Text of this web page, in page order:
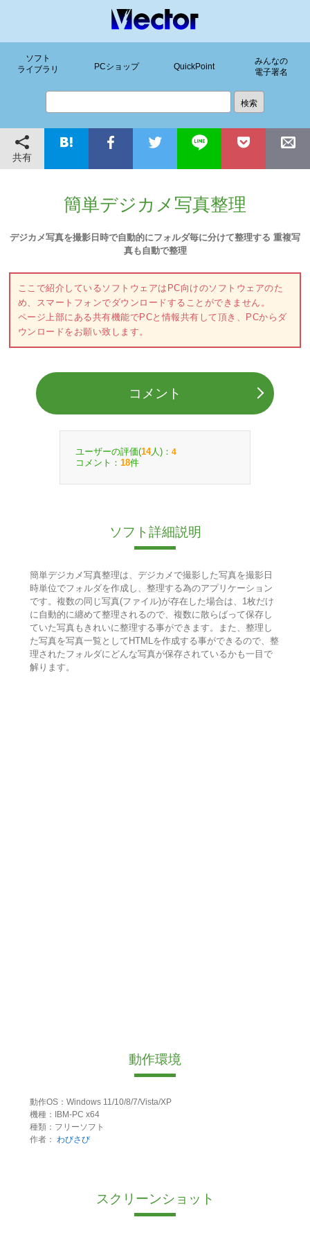
ソフト
ライブラリ
PCショップ QuickPoint
みんなの
電子署名
共有
簡単デジカメ写真整理
デジカメ写真を撮影日時で自動的にフォルダ毎に分けて整理する 重複写
真も自動で整理
ここで紹介しているソフトウェアはPC向けのソフトウェアのた
め、スマートフォンでダウンロードすることができません。
ページ上部にある共有機能でPCと情報共有して頂き、PCからダ
ウンロードをお願い致します。
コメント
ユーザーの評価(14人)： 4
コメント： 18件
ソフト詳細説明
簡単デジカメ写真整理は、デジカメで撮影した写真を撮影日
時単位でフォルダを作成し、整理する為のアプリケーション
です。複数の同じ写真(ファイル)が存在した場合は、1枚だけ
に自動的に纏めて整理されるので、複数に散らばって保存し
ていた写真もきれいに整理する事ができます。また、整理し
た写真を写真一覧としてHTMLを作成する事ができるので、整
理されたフォルダにどんな写真が保存されているかも一目で
解ります。
動作環境
動作OS：Windows 11/10/8/7/Vista/XP
機種：IBM-PC x64
種類：フリーソフト
作者： わびさび
スクリーンショット